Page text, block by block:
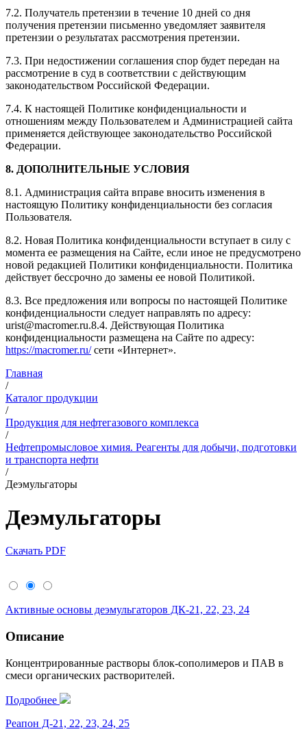
7.2. Получатель претензии в течение 10 дней со дня
получения претензии письменно уведомляет заявителя
претензии о результатах рассмотрения претензии.
7.3. При недостижении соглашения спор будет передан на
рассмотрение в суд в соответствии с действующим
законодательством Российской Федерации.
7.4. К настоящей Политике конфиденциальности и
отношениям между Пользователем и Администрацией сайта
применяется действующее законодательство Российской
Федерации.
8. ДОПОЛНИТЕЛЬНЫЕ УСЛОВИЯ
8.1. Администрация сайта вправе вносить изменения в
настоящую Политику конфиденциальности без согласия
Пользователя.
8.2. Новая Политика конфиденциальности вступает в силу с
момента ее размещения на Сайте, если иное не предусмотрено
новой редакцией Политики конфиденциальности. Политика
действует бессрочно до замены ее новой Политикой.
8.3. Все предложения или вопросы по настоящей Политике
конфиденциальности следует направлять по адресу:
urist@macromer.ru.8.4. Действующая Политика
конфиденциальности размещена на Сайте по адресу:
https://macromer.ru/сети «Интернет».
Главная
/
Каталог продукции
/
Продукция для нефтегазового комплекса
/
Нефтепромысловое химия. Реагенты для добычи, подготовки
и транспорта нефти
/
Деэмульгаторы
Деэмульгаторы
Скачать PDF
Активные основы деэмульгаторов ДК-21, 22, 23, 24
Описание
Концентрированные растворы блок-сополимеров и ПАВ в
смеси органических растворителей.
Подробнее
Реапон Д-21, 22, 23, 24, 25